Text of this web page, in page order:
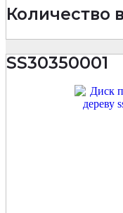
пильный
дереву
мм
Woodcutter
Professional
Количество
SS30350001